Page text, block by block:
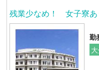
残業少なめ！ 女子寮
勤